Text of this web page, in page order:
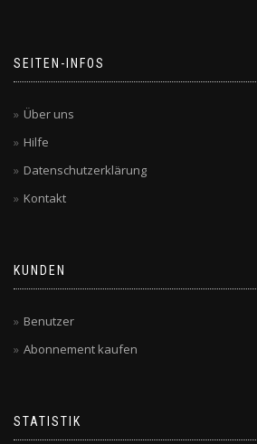
SEITEN-INFOS
Über uns
Hilfe
Datenschutzerklärung
Kontakt
KUNDEN
Benutzer
Abonnement kaufen
STATISTIK